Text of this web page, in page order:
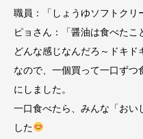
職員：「しょうゆソフトクリ
ピョさん：「醤油は食べた
どんな感じなんだろ～ドキド
なので、一個買って一口ず
にしました。
一口食べたら、みんな「おい
した